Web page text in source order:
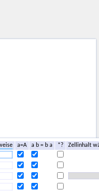
a=A a b = b a *?
Zellinhalt